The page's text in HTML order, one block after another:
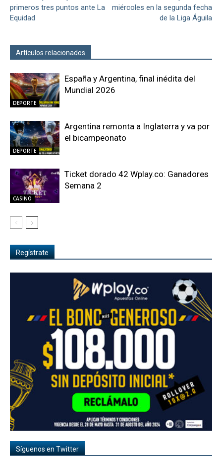
primeros tres puntos ante La
Equidad
miércoles en la segunda fecha
de la Liga Águila
Artículos relacionados
DEPORTE
España y Argentina, final inédita del
Mundial 2026
DEPORTE
Argentina remonta a Inglaterra y va por
el bicampeonato
CASINO
Ticket dorado 42 Wplay.co: Ganadores
Semana 2
Regístrate
Síguenos en Twitter